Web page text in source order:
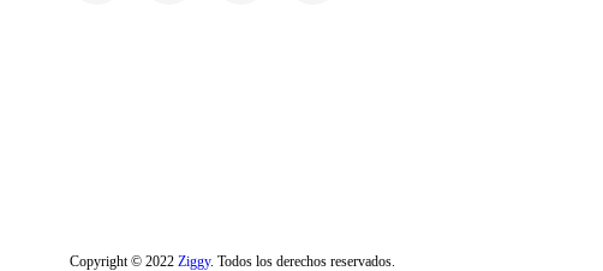
Copyright © 2022 Ziggy. Todos los derechos reservados.